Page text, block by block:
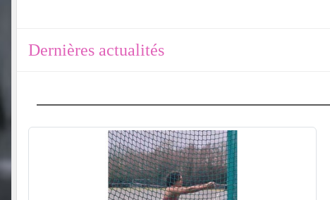
Dernières actualités